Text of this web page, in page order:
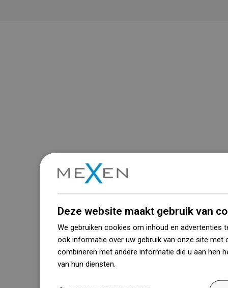
Deze website maakt gebruik van
We gebruiken cookies om inhoud en advertenties
ook informatie over uw gebruik van onze site met
combineren met andere informatie die u aan hen
van hun diensten.